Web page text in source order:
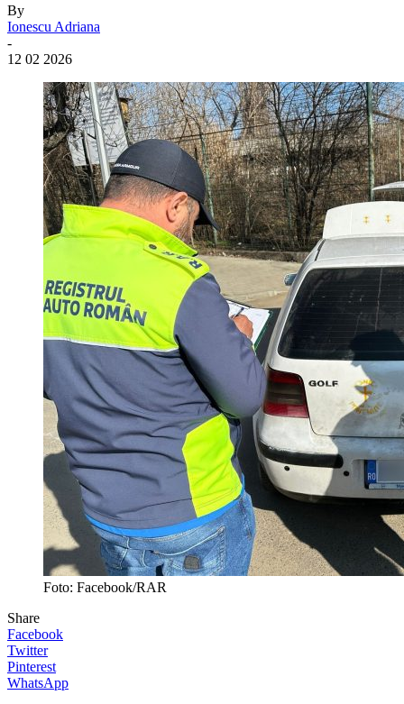
By
Ionescu Adriana
-
12 02 2026
Foto: Facebook/RAR
Share
Facebook
Twitter
Pinterest
WhatsApp